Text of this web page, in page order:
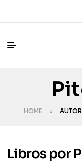
HOME
Libros por